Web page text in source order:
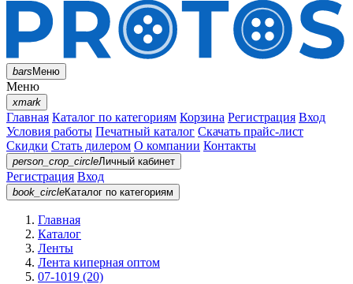
barsМеню
Меню
xmark
Главная Каталог по категориям Корзина Регистрация Вход
Условия работы Печатный каталог Скачать прайс-лист
Скидки Стать дилером О компании Контакты
person_crop_circleЛичный кабинет
Регистрация Вход
book_circleКаталог по категориям
Главная
Каталог
Ленты
Лента киперная оптом
07-1019 (20)